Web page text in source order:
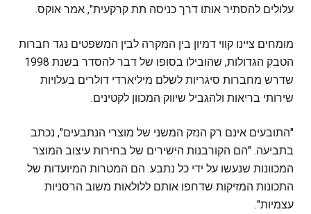
עלולים להסתיר אותו דרך כניסה תת קרקעית", אמר אוקס.
מומחים ציינו קווי דמיון בין המקרה לבין המשפטים נגד חברות
הטבק הגדולות, שהובילו בסופו של דבר להסדר בשנת 1998
שדרש מחברות סיגריות לשלם מיליארדי דולרים בעלויות
שירותי בריאות ולהגביל שיווק המכוון לקטינים.
"התובעים אינם רק הנזק המשני של מוצרי הנתבעים", נכתב
בתביעה. "הם הקורבנות הישירים של בחירות עיצוב המוצר
המכוונות שנעשו על ידי כל נתבע. הם המטרות המיועדות של
התכונות המזיקות שדחפו אותם ללולאות משוב הרסניות
עצמיות".